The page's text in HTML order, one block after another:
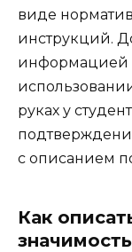
виде
инструкций.
информацией
руках у
с описанием
Как